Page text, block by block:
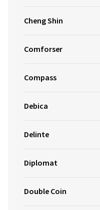
Cheng Shin
Comforser
Compass
Debica
Delinte
Diplomat
Double Coin